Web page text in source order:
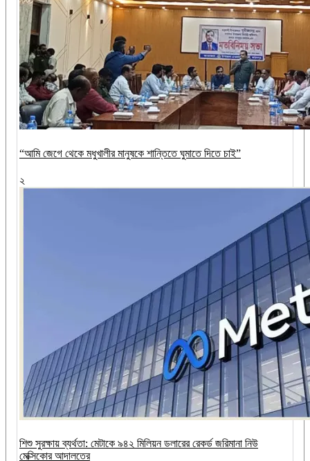
“আমি জেগে থেকে মধুখালীর মানুষকে শান্তিতে ঘুমাতে দিতে চাই”
২
শিশু সুরক্ষায় ব্যর্থতা: মেটাকে ৯৪২ মিলিয়ন ডলারের রেকর্ড জরিমানা নিউ
মেক্সিকোর আদালতের